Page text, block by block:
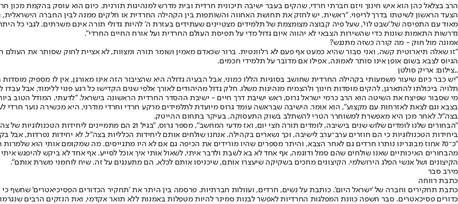
הרב בצלאל כהן הוא איש חינוך ויזם חברתי חרדי, שהקים בעבר ישיבה תיכונית חרדית ובית מדרש למנהיגות תורנית. כיום הוא עוסק בהקמת מכון
הצעד הראשון לשיטתו בדרך לריפוי. "ראשית, יש לחזק את תחושת האחווה והשותפות בין הקהילה החרדית או חלקים ממנה לבין החברה
מאוד עם התפיסה של 'שבט לוי', שעל פיה קבוצה מצומצמת של תלמידים מצטיינים שעתידים בעזרת ה' להיות גדולי תורה אינם משרתים. לגבי כל
נדרשות התאמות שונות כדי שהשירות הצבאי לא יהווה איום גדול מדי על תפיסת העולם החרדית ועל אורח החיים החרדי".
אמונה מול חוק - מה קורה כשזה מתנגש?
"זו שאלה תיארוטית קשה, ואני סבור שהיא כמעט אף פעם לא רלוונטית. ברור שכאדם מאמין ושומר תורה ומצוות, לא אציית לחוק שסותר את העולם
הגיוס לצבא בשום אופן אינו סותר לאמונה, אפילו אם מדובר על תלמידי חכמים.
.,צילום: אריק סולטן
"יש כבר כיום שיעור משמעותי בקהילה החרדית שחושב בסוגיות הללו כמוני, אבל הבעיה גדולה היא שהציבור הזה אינו מאורגן, אין לו מספיק מוסדות
תלויה ביכולתו להתארגן, להקים מוסדות חינוך ולהצמיח מנהיגות משלו. חלק גדול מהיהודים לאורך אלפי שנים הקדישו כל רגע פנוי ללימוד, אבל
מי שסבור שפיצח את השיטה הוא הרב כרמי ישראל גרוס, ראש ישיבת דרך חיים - ישיבת ההסדר החרדית הראשונה בישראל. "לדעתי, המודל הטוב
בצבא וגם לצאת לאזרחות עם מקצוע", הוא אומר. הישיבה שבראשה עומד גרוס מיועדת לתלמידים מרקע חרדי וחרדי מודרני, היא מכשירה נוער
בצה"ל. לאחר מכן היא מאפשרת למשוחרר הטרי להשתלב בשוק התעסוקה, בעיקר בתחום ההייטק.
"הבחורים שלנו לומדים שלוש שנים בישיבה, לומדים תורה חצי יום, ואז מדעי
ביחידות הטכנולוגיות כי הם חוזרים ערב־ערב לישיבה, וכך נשארים בקהילה. אנחנו שולחים אותם ליחידות הכלליות בצה"ל, לא יחידות נפרדות, אבל
"כ־70 אחוז מבוגרינו נותרו חרדים גם לאחר הצבא, והיתר מספרים שהיו מורידים את הכיפה גם אם לא היו מתגייסים. מה שמקומם אותי הוא
מהבחורים האיכותיים שאנו שולחים שהם סמל ודוגמה, אף אחד לא בא לשבת ולדבר איתי, לשאול אותי איך אוכל לסייע. אף אחד לא ביקש להיפגש
הקיצונים ושל אנשי הפלג הירושלמי. הקיצונים מחכים בשקיקה שיעצרו אותם, שיכניסו אותם לכלא, הם מתענגים על זה. שיח לוחמני משרת אותם".
מירב סבר
כתבת רווחה
כתבת תחקירים וחברה של 'ישראל היום'. כותבת על נשים, חרדים, ועוולות חברתיות. פרסמה בין היתר את ׳תחקיר הכדורים הפסיכיאטרים' שחשף
כדורים פסיכאטרים. סבר חשפה כוונת המפלגות החרדיות לאפשר לבנות סמינר להיות מטפלות באמנות ללא תואר אקדמי, ואת הנזקים הרבים